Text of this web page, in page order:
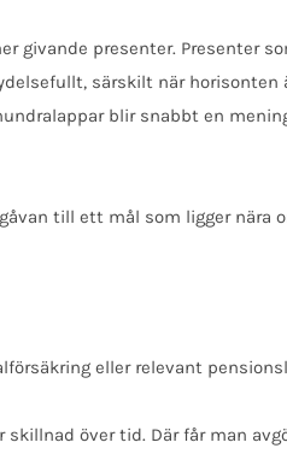
givande presenter. Presenter
särskilt när horisonten
blir snabbt en
till ett mål som ligger nära
eller relevant
över tid. Där får man